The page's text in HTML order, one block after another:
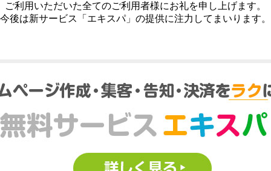
ご利用いただいた全てのご利用者様にお礼を申し上げます。
今後は新サービス「エキスパ」の提供に注力してまいります。